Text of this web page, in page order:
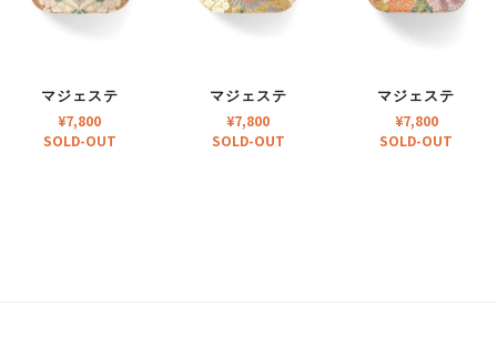
マジェステ
¥7,800
SOLD-OUT
マジェステ
¥7,800
SOLD-OUT
マジェステ
¥7,800
SOLD-OUT